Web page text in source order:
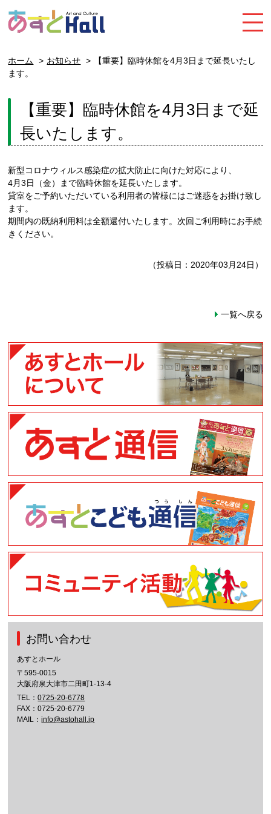
ホーム お知らせ
【重要】臨時休館を4月3日まで延長いたし
ます。
【重要】臨時休館を4月3日まで延
長いたします。
新型コロナウィルス感染症の拡大防止に向けた対応により、
4月3日（金）まで臨時休館を延長いたします。
貸室をご予約いただいている利用者の皆様にはご迷惑をお掛け致し
ます。
期間内の既納利用料は全額還付いたします。次回ご利用時にお手続
きください。
（投稿日：2020年03月24日）
一覧へ戻る
お問い合わせ
あすとホール
〒595-0015
大阪府泉大津市二田町1-13-4
TEL：0725-20-6778
FAX：0725-20-6779
MAIL：info@astohall.jp